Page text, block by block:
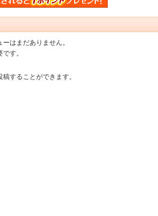
はまだありません。
す。
することができます。